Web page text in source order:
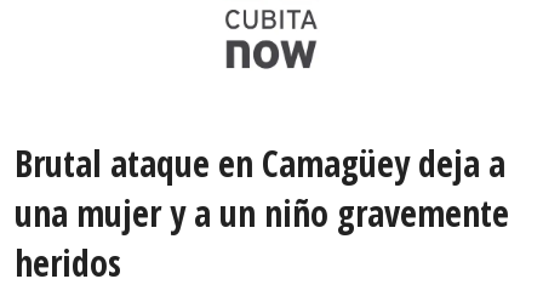
Brutal ataque en Camagüey deja a
una mujer y a un niño gravemente
heridos